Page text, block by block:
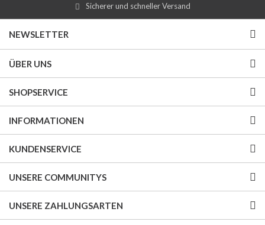
Sicherer und schneller Versand
NEWSLETTER
ÜBER UNS
SHOPSERVICE
INFORMATIONEN
KUNDENSERVICE
UNSERE COMMUNITYS
UNSERE ZAHLUNGSARTEN